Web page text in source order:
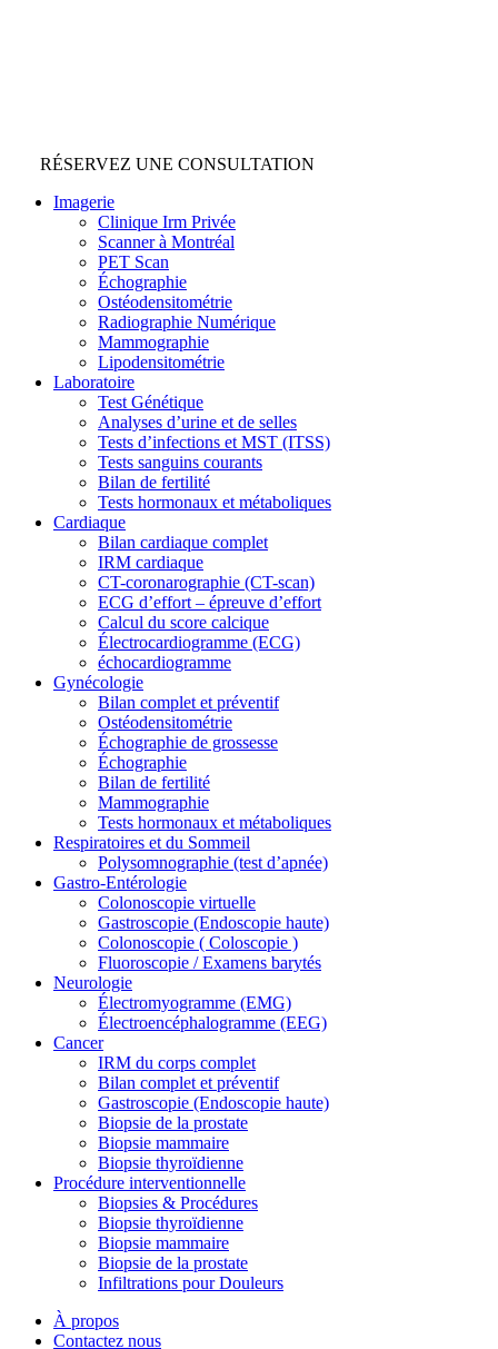
RÉSERVEZ UNE CONSULTATION
Imagerie
Clinique Irm Privée
Scanner à Montréal
PET Scan
Échographie
Ostéodensitométrie
Radiographie Numérique
Mammographie
Lipodensitométrie
Laboratoire
Test Génétique
Analyses d’urine et de selles
Tests d’infections et MST (ITSS)
Tests sanguins courants
Bilan de fertilité
Tests hormonaux et métaboliques
Cardiaque
Bilan cardiaque complet
IRM cardiaque
CT-coronarographie (CT-scan)
ECG d’effort – épreuve d’effort
Calcul du score calcique
Électrocardiogramme (ECG)
échocardiogramme
Gynécologie
Bilan complet et préventif
Ostéodensitométrie
Échographie de grossesse
Échographie
Bilan de fertilité
Mammographie
Tests hormonaux et métaboliques
Respiratoires et du Sommeil
Polysomnographie (test d’apnée)
Gastro-Entérologie
Colonoscopie virtuelle
Gastroscopie (Endoscopie haute)
Colonoscopie ( Coloscopie )
Fluoroscopie / Examens barytés
Neurologie
Électromyogramme (EMG)
Électroencéphalogramme (EEG)
Cancer
IRM du corps complet
Bilan complet et préventif
Gastroscopie (Endoscopie haute)
Biopsie de la prostate
Biopsie mammaire
Biopsie thyroïdienne
Procédure interventionnelle
Biopsies & Procédures
Biopsie thyroïdienne
Biopsie mammaire
Biopsie de la prostate
Infiltrations pour Douleurs
À propos
Contactez nous